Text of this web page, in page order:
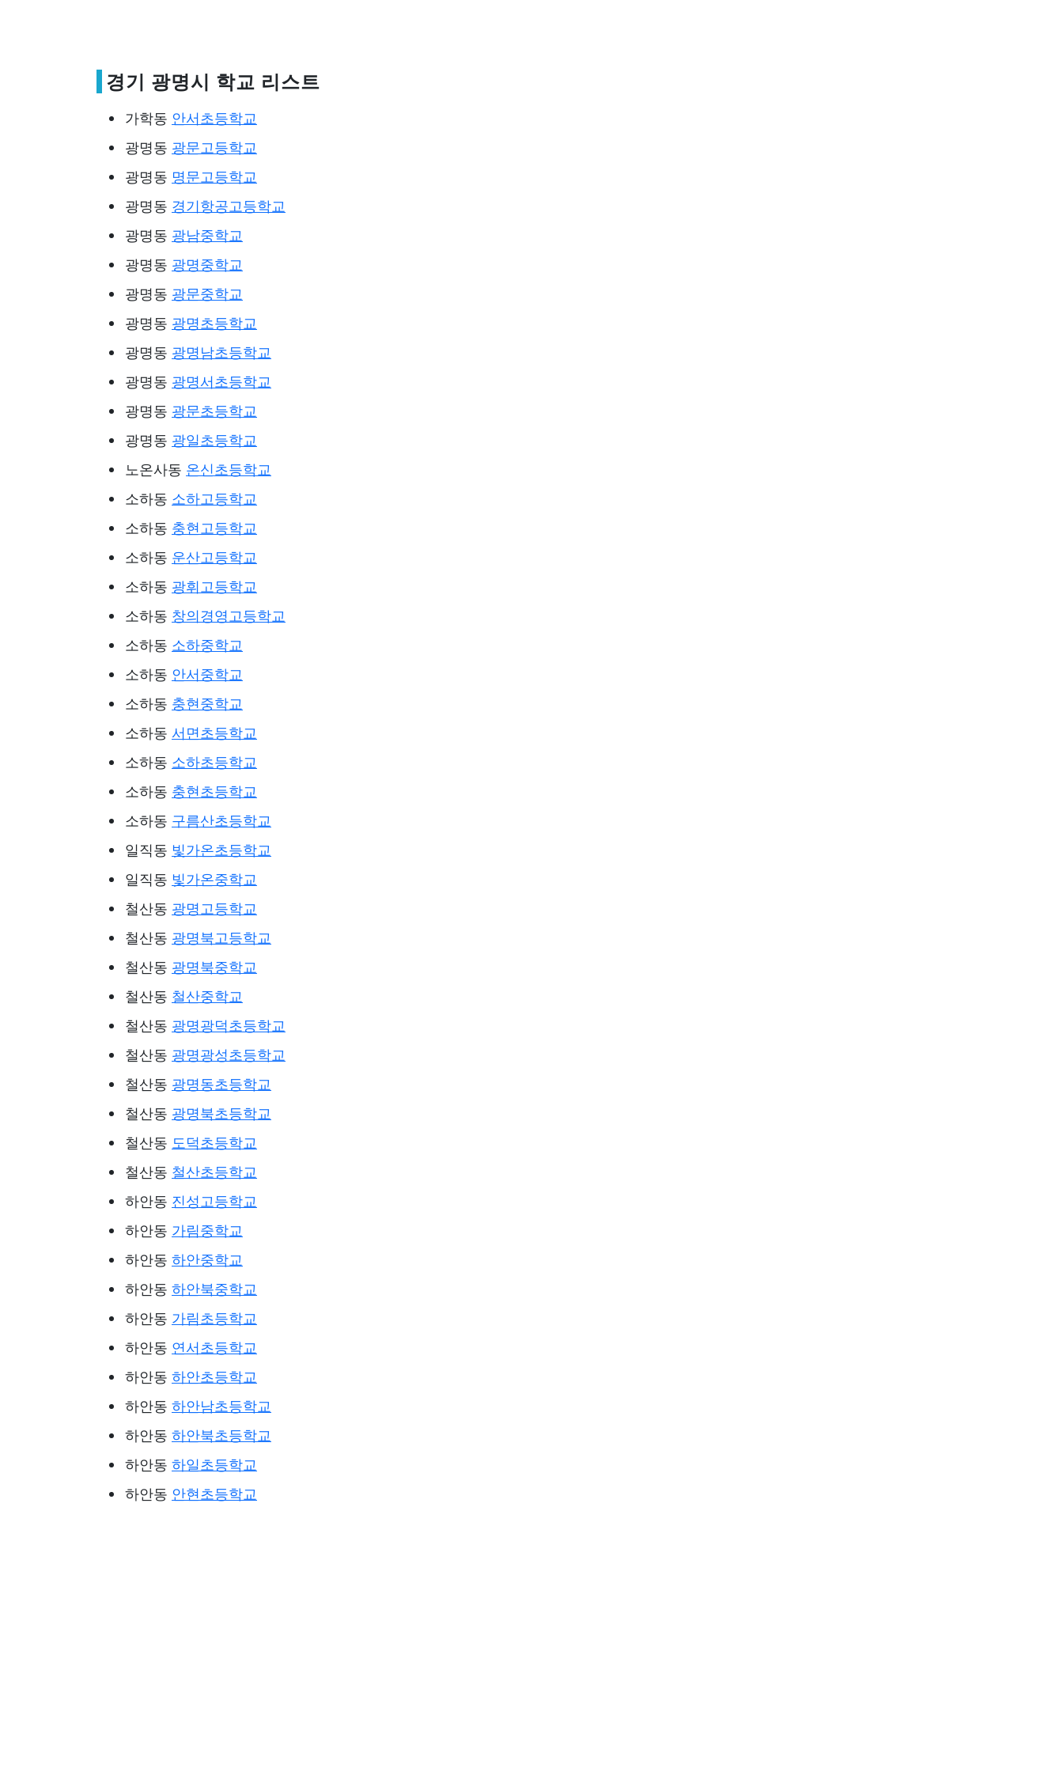
경기 광명시 학교 리스트
가학동 안서초등학교
광명동 광문고등학교
광명동 명문고등학교
광명동 경기항공고등학교
광명동 광남중학교
광명동 광명중학교
광명동 광문중학교
광명동 광명초등학교
광명동 광명남초등학교
광명동 광명서초등학교
광명동 광문초등학교
광명동 광일초등학교
노온사동 온신초등학교
소하동 소하고등학교
소하동 충현고등학교
소하동 운산고등학교
소하동 광휘고등학교
소하동 창의경영고등학교
소하동 소하중학교
소하동 안서중학교
소하동 충현중학교
소하동 서면초등학교
소하동 소하초등학교
소하동 충현초등학교
소하동 구름산초등학교
일직동 빛가온초등학교
일직동 빛가온중학교
철산동 광명고등학교
철산동 광명북고등학교
철산동 광명북중학교
철산동 철산중학교
철산동 광명광덕초등학교
철산동 광명광성초등학교
철산동 광명동초등학교
철산동 광명북초등학교
철산동 도덕초등학교
철산동 철산초등학교
하안동 진성고등학교
하안동 가림중학교
하안동 하안중학교
하안동 하안북중학교
하안동 가림초등학교
하안동 연서초등학교
하안동 하안초등학교
하안동 하안남초등학교
하안동 하안북초등학교
하안동 하일초등학교
하안동 안현초등학교